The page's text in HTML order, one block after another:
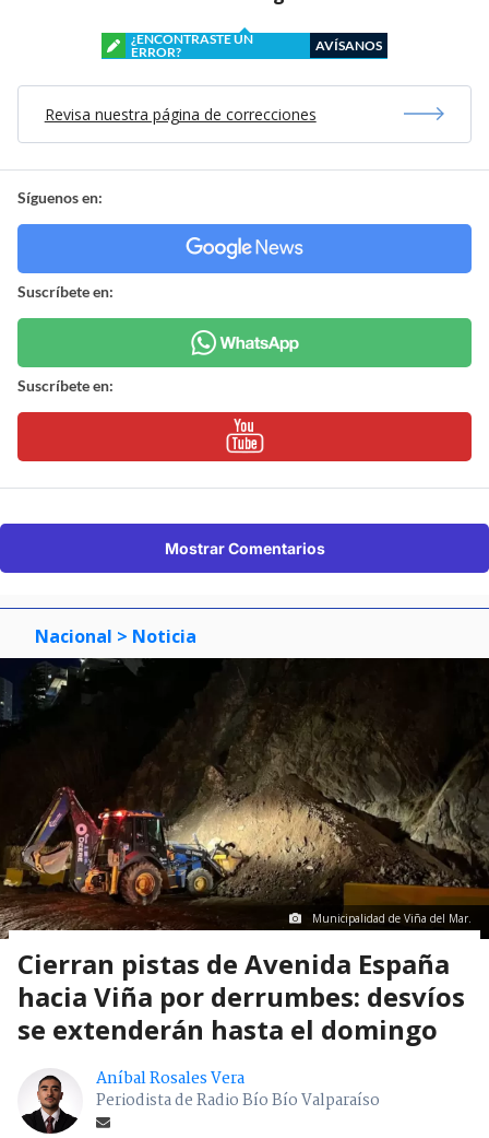
¿ENCONTRASTE UN
ERROR?
AVÍSANOS
Revisa nuestra página de correcciones
Síguenos en:
Suscríbete en:
Suscríbete en:
Mostrar Comentarios
Nacional > Noticia
Municipalidad de Viña del Mar.
Cierran pistas de Avenida España
hacia Viña por derrumbes: desvíos
se extenderán hasta el domingo
Aníbal Rosales Vera
Periodista de Radio Bío Bío Valparaíso